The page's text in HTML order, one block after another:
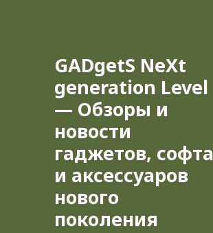
GADgetS NeXt
generation Level
— Обзоры и
новости
гаджетов, софта
и аксессуаров
нового
поколения